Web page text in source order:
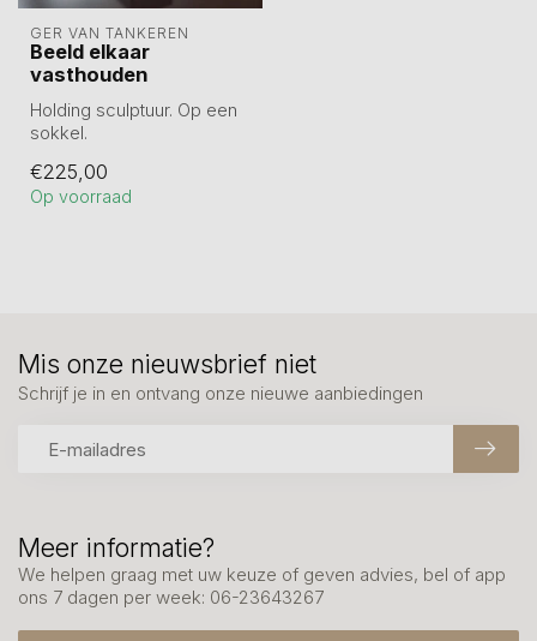
GER VAN TANKEREN
Beeld elkaar
vasthouden
Holding sculptuur. Op een
sokkel.
verbronsd.
Hoogte 45 cm
€225,00
Op voorraad
Meer informatie?
We helpen graag met uw keuze of geven advies, bel of app
ons 7 dagen per week: 06-23643267
Mis onze nieuwsbrief niet
Schrijf je in en ontvang onze nieuwe aanbiedingen